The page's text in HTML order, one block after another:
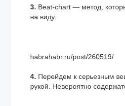
3. Beat-chart — метод,
на виду.
habrahabr.ru/post/260519/
4. Перейдем к серьезным
рукой. Невероятно